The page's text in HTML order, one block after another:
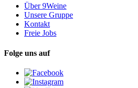
Über 9Weine
Unsere Gruppe
Kontakt
Freie Jobs
Folge uns auf